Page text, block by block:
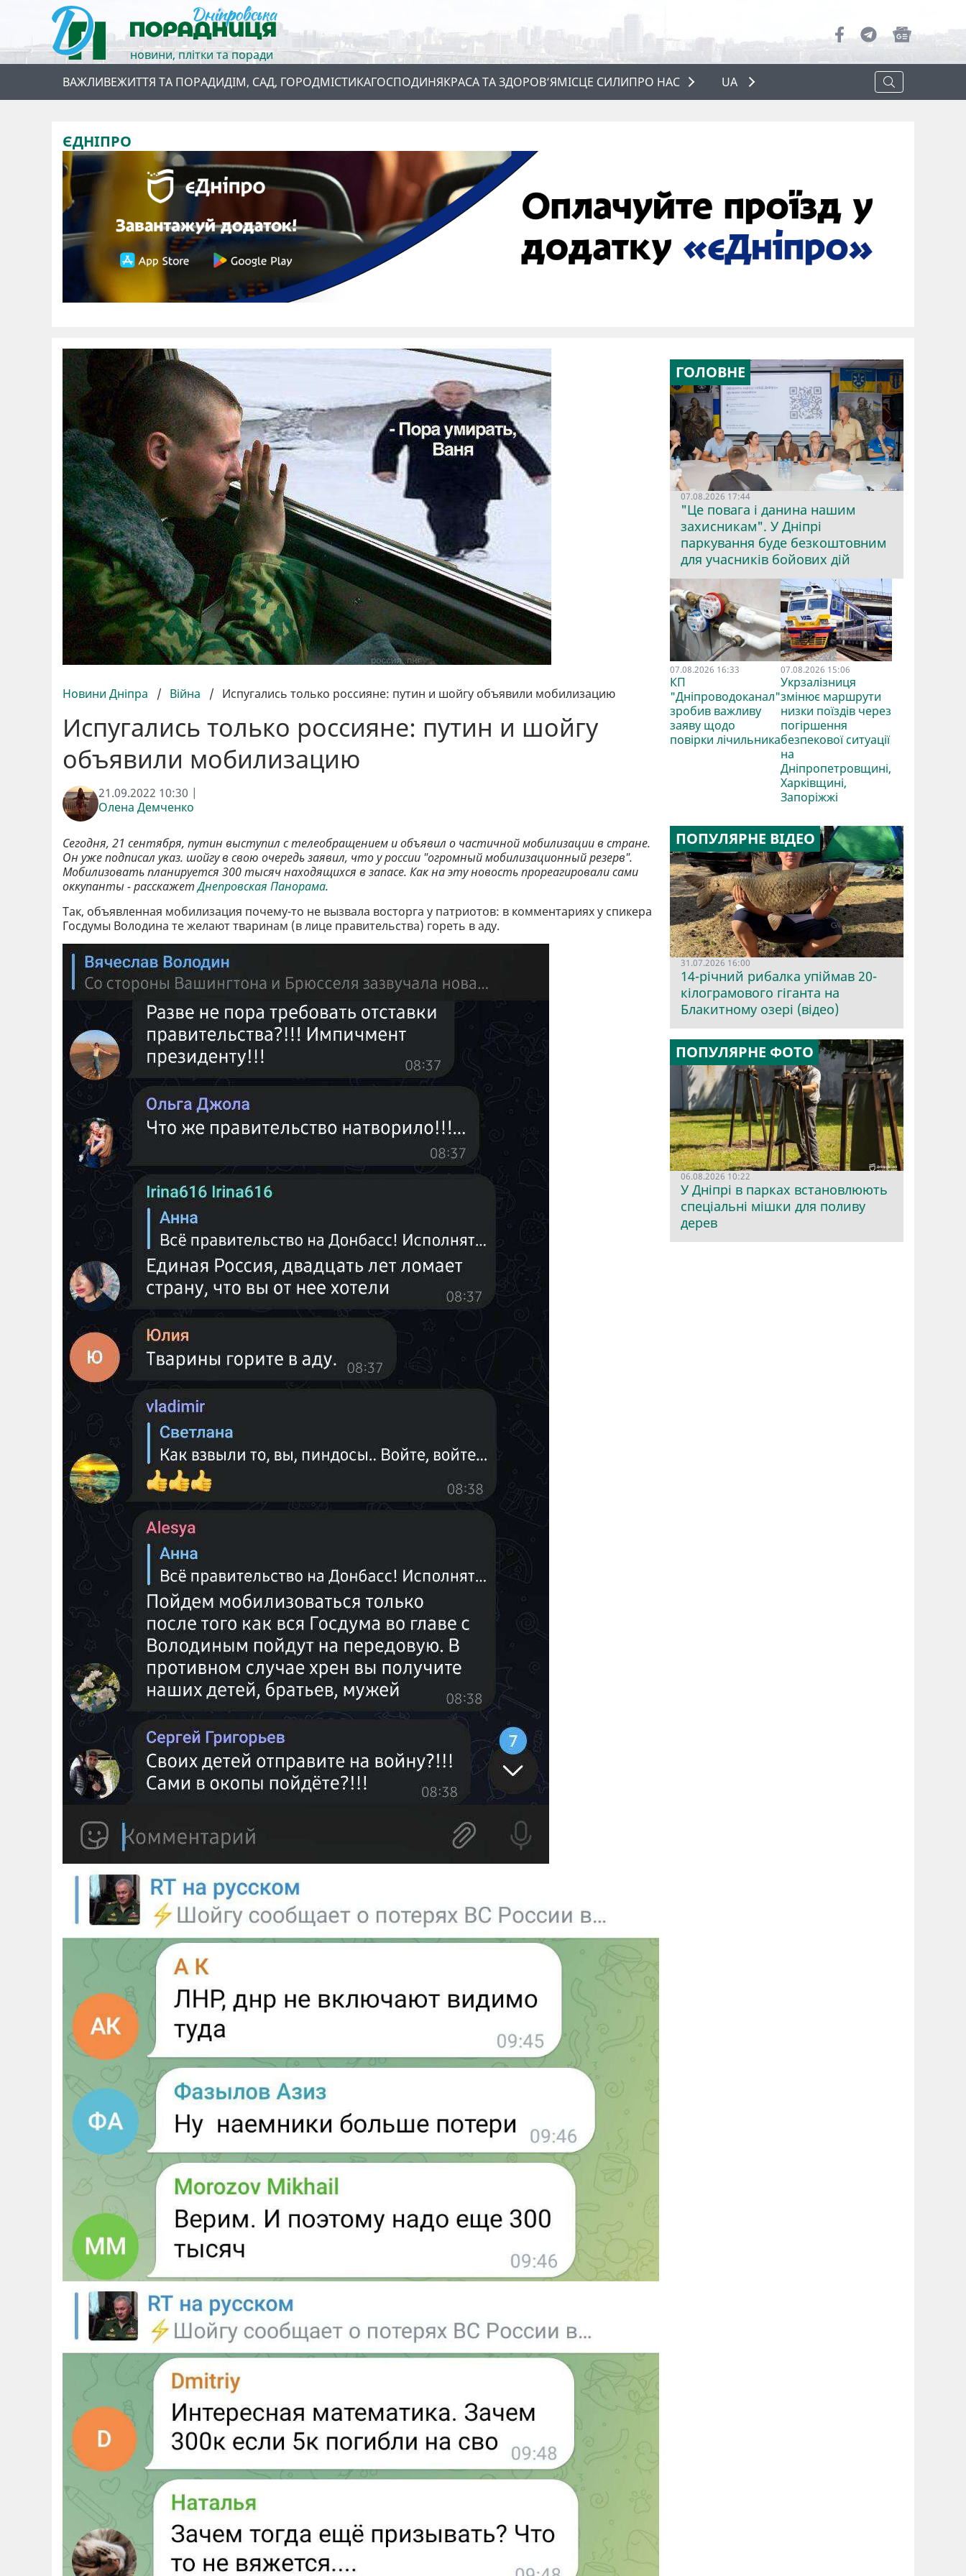
новини, плітки та поради
ВАЖЛИВЕЖИТТЯ ТА ПОРАДИДІМ, САД, ГОРОДМІСТИКАГОСПОДИНЯКРАСА ТА ЗДОРОВ’ЯМІСЦЕ СИЛИПРО НАС
ПРО НАС
UA
ЄДНІПРО
Новини Дніпра / Війна / Испугались только россияне: путин и шойгу объявили мобилизацию
Испугались только россияне: путин и шойгу
объявили мобилизацию
21.09.2022 10:30 |
Олена Демченко
Сегодня, 21 сентября, путин выступил с телеобращением и объявил о частичной мобилизации в стране.
Он уже подписал указ. шойгу в свою очередь заявил, что у россии "огромный мобилизационный резерв".
Мобилизовать планируется 300 тысяч находящихся в запасе. Как на эту новость прореагировали сами
оккупанты - расскажетДнепровская Панорама.
Так, объявленная мобилизация почему-то не вызвала восторга у патриотов: в комментариях у спикера
Госдумы Володина те желают тваринам (в лице правительства) гореть в аду.
ГОЛОВНЕ
07.08.2026 17:44
"Це повага і данина нашим
захисникам". У Дніпрі
паркування буде безкоштовним
для учасників бойових дій
07.08.2026 16:33
КП
"Дніпроводоканал"
зробив важливу
заяву щодо
повірки лічильника
07.08.2026 15:06
Укрзалізниця
змінює маршрути
низки поїздів через
погіршення
безпекової ситуації
на
Дніпропетровщині,
Харківщині,
Запоріжжі
ПОПУЛЯРНЕ ВІДЕО
31.07.2026 16:00
14-річний рибалка упіймав 20-
кілограмового гіганта на
Блакитному озері (відео)
ПОПУЛЯРНЕ ФОТО
06.08.2026 10:22
У Дніпрі в парках встановлюють
спеціальні мішки для поливу
дерев